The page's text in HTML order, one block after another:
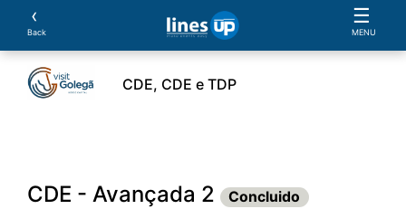
‹
Back
☰
MENU
CDE, CDE e TDP
CDE - Avançada 2 Concluido